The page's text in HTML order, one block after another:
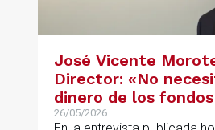
José Vicente
Director: «No
dinero de los
desarrollar nuestro
26/05/2026